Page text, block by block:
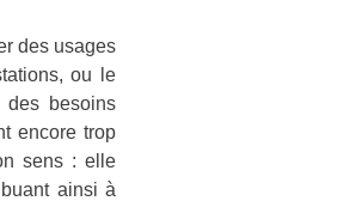
des usages
ou le
des besoins
encore trop
sens : elle
ainsi à